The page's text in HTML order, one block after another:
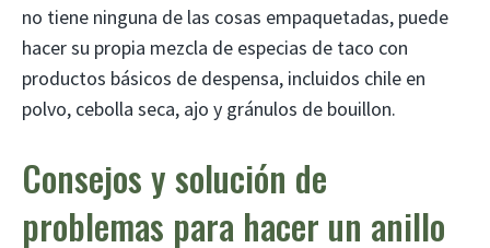
no tiene ninguna de las cosas empaquetadas, puede
hacer su propia mezcla de especias de taco con
productos básicos de despensa, incluidos chile en
polvo, cebolla seca, ajo y gránulos de bouillon.
Consejos y solución de
problemas para hacer un anillo